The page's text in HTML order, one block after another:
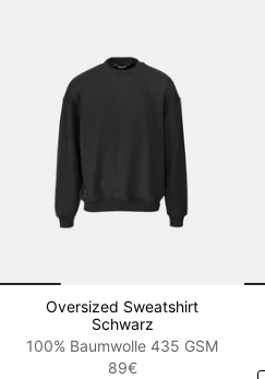
Oversized Sweatshirt
Schwarz
100% Baumwolle 435 GSM
89€